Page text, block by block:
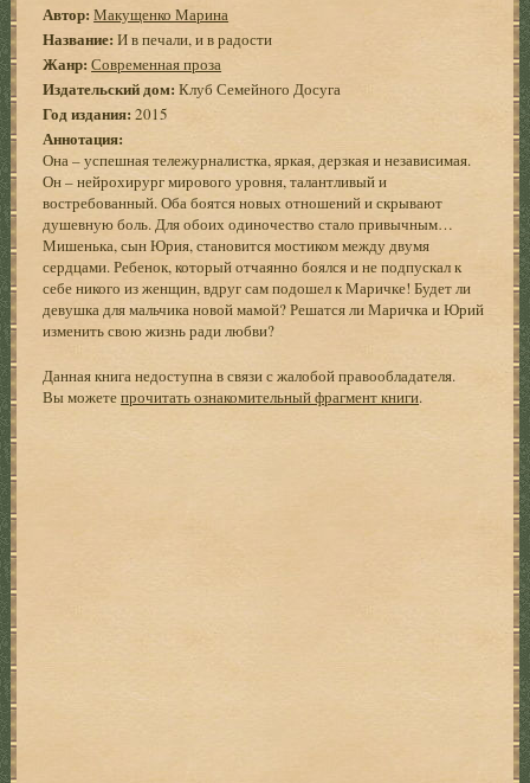
Автор: Макущенко Марина
Название: И в печали, и в радости
Жанр: Современная проза
Издательский дом: Клуб Семейного Досуга
Год издания: 2015
Аннотация:
Она – успешная тележурналистка, яркая, дерзкая и независимая.
Он – нейрохирург мирового уровня, талантливый и
востребованный. Оба боятся новых отношений и скрывают
душевную боль. Для обоих одиночество стало привычным…
Мишенька, сын Юрия, становится мостиком между двумя
сердцами. Ребенок, который отчаянно боялся и не подпускал к
себе никого из женщин, вдруг сам подошел к Маричке! Будет ли
девушка для мальчика новой мамой? Решатся ли Маричка и Юрий
изменить свою жизнь ради любви?
Данная книга недоступна в связи с жалобой правообладателя.
Вы можетепрочитать ознакомительный фрагмент книги.